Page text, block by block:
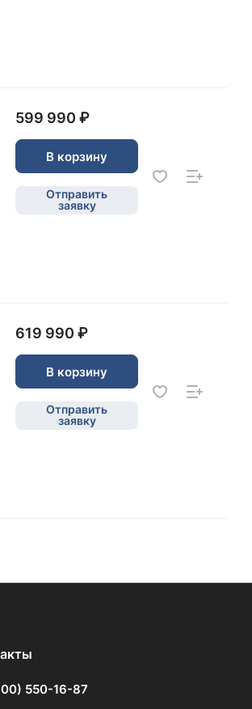
599 990 ₽
В корзину
Отправить
заявку
619 990 ₽
В корзину
Отправить
заявку
550-16-87